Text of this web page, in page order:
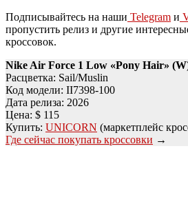
Подписывайтесь на наши Telegram и
пропустить релиз и другие
кроссовок.
Nike Air Force 1 Low «Pony Hair»
Расцветка: Sail/Muslin
Код модели: II7398-100
Дата релиза: 2026
Цена: $ 115
Купить: UNICORN (маркетплейс
Где сейчас покупать кроссовки →